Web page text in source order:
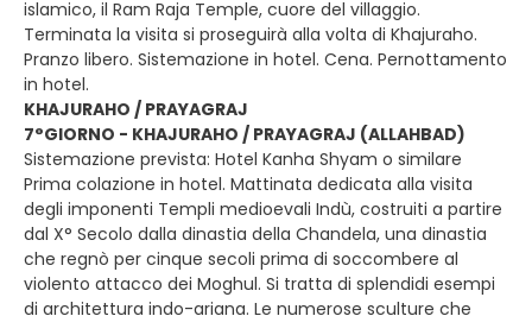
islamico, il Ram Raja Temple, cuore del villaggio.
Terminata la visita si proseguirà alla volta di Khajuraho.
Pranzo libero. Sistemazione in hotel. Cena. Pernottamento
in hotel.
KHAJURAHO / PRAYAGRAJ
7°GIORNO - KHAJURAHO / PRAYAGRAJ (ALLAHBAD)
Sistemazione prevista: Hotel Kanha Shyam o similare
Prima colazione in hotel. Mattinata dedicata alla visita
degli imponenti Templi medioevali Indù, costruiti a partire
dal X° Secolo dalla dinastia della Chandela, una dinastia
che regnò per cinque secoli prima di soccombere al
violento attacco dei Moghul. Si tratta di splendidi esempi
di architettura indo-ariana. Le numerose sculture che